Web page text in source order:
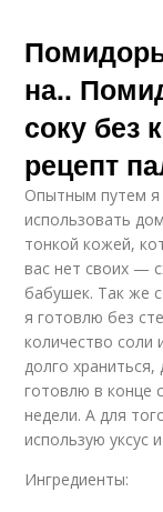
на..
соку без
рецепт
Опытным путем я
использовать
тонкой кожей,
вас нет своих —
бабушек. Так же
я готовлю без
количество соли
долго храниться,
готовлю в конце
недели. А для
использую уксус
Ингредиенты: